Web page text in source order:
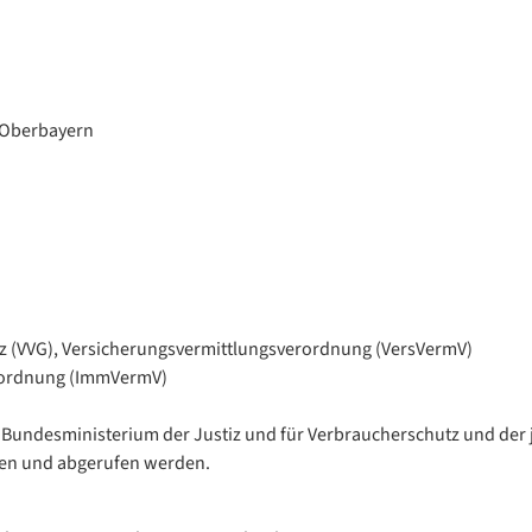
(VVG), Versicherungsvermittlungsverordnung (VersVermV)
(ImmVermV)
der Justiz und für Verbraucherschutz und
und abgerufen werden.